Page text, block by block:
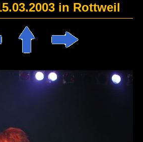
in Rottweil